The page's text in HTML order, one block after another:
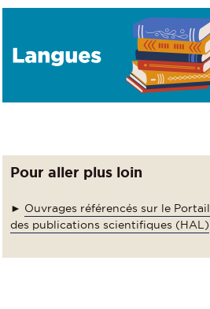
Pour aller plus loin
► Ouvrages référencés sur le Portail
des publications scientifiques (HAL)